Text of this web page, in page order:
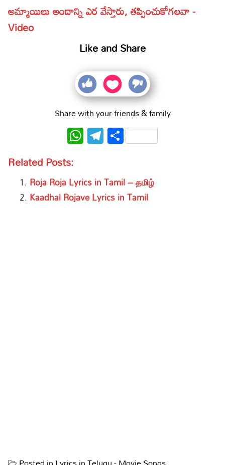
అమ్మాయిలు అందాన్ని ఎర వేస్తారు, తప్పించుకోగలవా -
Video
Like and Share
Share with your friends & family
WhatsApp
Telegram
Share
Related Posts:
Roja Roja Lyrics in Tamil – தமிழ்
Kaadhal Rojave Lyrics in Tamil